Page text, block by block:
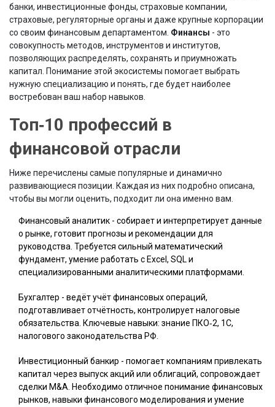
банки, инвестиционные фонды, страховые компании,
страховые, регуляторные органы и даже крупные корпорации
со своим финансовым департаментом. Финансы - это
совокупность методов, инструментов и институтов,
позволяющих распределять, сохранять и приумножать
капитал. Понимание этой экосистемы помогает выбрать
нужную специализацию и понять, где будет наиболее
востребован ваш набор навыков.
Топ‑10 профессий в
финансовой отрасли
Ниже перечислены самые популярные и динамично
развивающиеся позиции. Каждая из них подробно описана,
чтобы вы могли оценить, подходит ли она именно вам.
Финансовый аналитик - собирает и интерпретирует данные
о рынке, готовит прогнозы и рекомендации для
руководства. Требуется сильный математический
фундамент, умение работать с Excel, SQL и
специализированными аналитическими платформами.
Бухгалтер - ведёт учёт финансовых операций,
подготавливает отчётность, контролирует налоговые
обязательства. Ключевые навыки: знание ПКО‑2, 1С,
налогового законодательства РФ.
Инвестиционный банкир - помогает компаниям привлекать
капитал через выпуск акций или облигаций, сопровождает
сделки M&A. Необходимо отличное понимание финансовых
рынков, навыки финансового моделирования и умение